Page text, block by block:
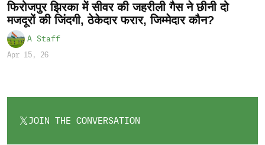
फिरोजपुर झिरका में सीवर की जहरीली गैस ने छीनी दो
मजदूरों की जिंदगी, ठेकेदार फरार, जिम्मेदार कौन?
A Staff
Apr 15, 26
JOIN THE CONVERSATION
OPENS